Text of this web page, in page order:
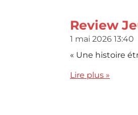
Review
1 mai 2026 13:40
« Une histoire
Lire plus »